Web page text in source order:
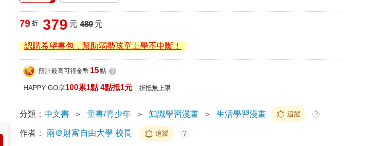
79 折 379 元 480元
認購希望書包，幫助弱勢孩童上學不中斷！
預計最高可得金幣 15點 ?
HAPPY GO享100累1點 4點抵1元 折抵無上限
分類： 中文書 ＞ 童書/青少年 ＞ 知識學習漫畫 ＞ 生活學習漫畫 追蹤 ?
作者： 兩＠財富自由大學 校長 追蹤 ?